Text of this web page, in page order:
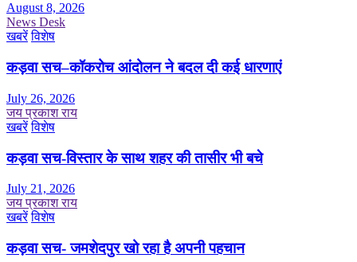
August 8, 2026
News Desk
खबरें विशेष
कड़वा सच–कॉकरोच आंदोलन ने बदल दी कई धारणाएं
July 26, 2026
जय प्रकाश राय
खबरें विशेष
कड़वा सच-विस्तार के साथ शहर की तासीर भी बचे
July 21, 2026
जय प्रकाश राय
खबरें विशेष
कड़वा सच- जमशेदपुर खो रहा है अपनी पहचान